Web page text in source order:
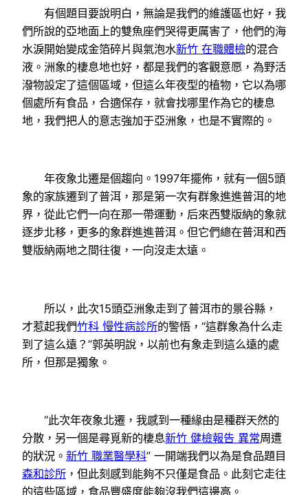
有個題目要說明白，無論是我們的維護區也好，我
們所說的亞地面上的雙魚座們哭得更厲害了，他們的海
水淚開始變成金箔碎片與氣泡水新竹 在職體檢的混合
液。洲象的棲息地也好，都是我們的客觀意愿，為野活
潑物設定了這個區域，但這么年夜型的植物，它以為哪
個處所有食品，合適保存，就會找哪里作為它的棲息
地，我們把人的意志強加于亞洲象，也是不實際的。
年夜象北遷是個趨向。1997年擺佈，就有一個5頭
象的家族遷到了普洱，那是第一次有群象進進普洱的地
界，從此它們一向在那一帶運動，后來西雙版納的象就
逐步北移，更多的象群進進普洱。但它們總在普洱和西
雙版納兩地之間往復，一向沒走太遠。
所以，此次15頭亞洲象走到了普洱市的景谷縣，
才惹起我們竹科 慢性病診所的警悟，“這群象為什么走
到了這么遠？”郭英明說，以前也有象走到這么遠的處
所，但那是獨象。
“此次年夜象北遷，我感到一種緣由是種群天然的
分散，另一個是尋覓新的棲息新竹 健檢報告 異常周遭
的狀況。 新竹 職業醫學科” 一開端我們以為是食品題目
森和診所 ，但此刻感到能夠不只僅是食品。此刻它走往
的這些區域，食品豐盛度能夠沒我們這邊高。